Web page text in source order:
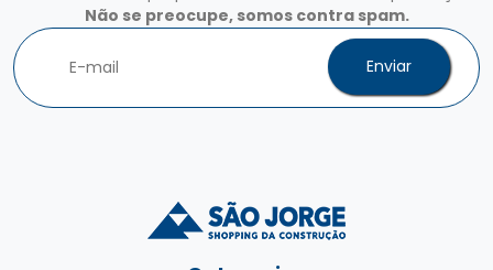
Não se preocupe, somos contra spam.
Enviar